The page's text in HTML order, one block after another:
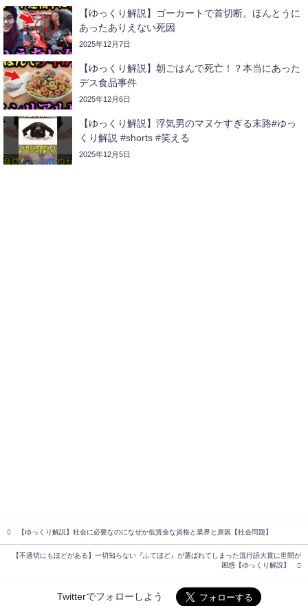
【ゆっくり解説】ゴーカートで首切断。ほんとうに
あったありえない死因
2025年12月7日
【ゆっくり解説】朝ごはんで死亡！？本当にあった
デス食品事件
2025年12月6日
【ゆっくり解説】浮気男のマヌケすぎる末路#ゆっ
くり解説 #shorts #笑える
2025年12月5日
【ゆっくり解説】社会に必要なのになぜか低賃金な資格と業界と原因【社会問題】
【不適切にもほどがある】一切知らない『ふてほど』が選ばれてしまった流行語大賞に世間が
困惑【ゆっくり解説】
Twitterでフォローしよう